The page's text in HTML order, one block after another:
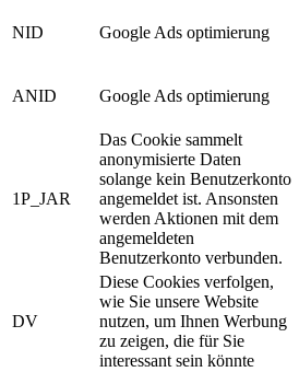
NID Google Ads optimierung
ANID Google Ads optimierung
1P_JAR
Das Cookie sammelt
anonymisierte Daten
solange kein Benutzerkonto
angemeldet ist. Ansonsten
werden Aktionen mit dem
angemeldeten
Benutzerkonto verbunden.
DV
Diese Cookies verfolgen,
wie Sie unsere Website
nutzen, um Ihnen Werbung
zu zeigen, die für Sie
interessant sein könnte